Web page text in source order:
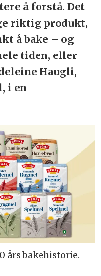
å forstå. Det
riktig produkt,
å bake – og
tiden, eller
Haugli,
i en
års bakehistorie.